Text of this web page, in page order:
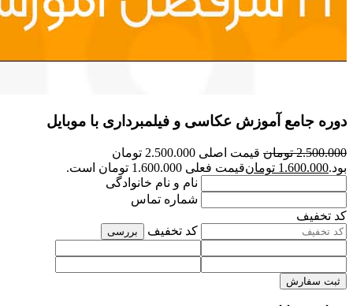
دوره جامع آموزش عکاسی و فیلمبرداری با موبایل
2.500.000 تومان
قیمت اصلی 2.500.000 تومان
بود.1.600.000 تومانقیمت فعلی 1.600.000 تومان است.
نام و نام خانوادگی
شماره تماس
کد تخفیف
کد تخفیف
بررسی
ثبت سفارش